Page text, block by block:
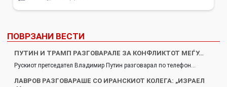
ПОВРЗАНИ ВЕСТИ
ПУТИН И ТРАМП РАЗГОВАРАЛЕ ЗА КОНФЛИКТОТ МЕЃУ…
Рускиот претседател Владимир Путин разговарал по телефон…
ЛАВРОВ РАЗГОВАРАШЕ СО ИРАНСКИОТ КОЛЕГА: „ИЗРАЕЛ